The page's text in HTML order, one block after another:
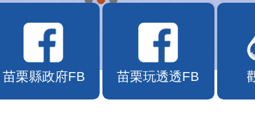
苗栗縣政府FB 苗栗玩透透FB